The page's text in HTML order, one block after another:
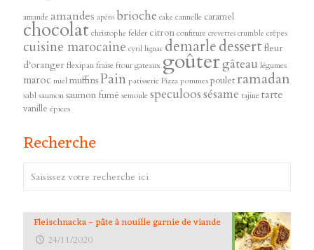
amandeamandes apéro brioche cake cannelle caramel
chocolat christophe felder citronconfiture crevettes crumble crêpes
cuisine marocaine cyril lignac demarledessert fleur
d'orangerflexipanfraiseftourgateaux goûtergâteaulégumes
maroc mielmuffinsPainpatisseriePizzapommespouletramadan
sablsaumonsaumon fumé semoulespeculoossésame tajinetarte
vanille épices
Recherche
Fleischnacka – pâte à nouille garnie de viande
24/11/2020